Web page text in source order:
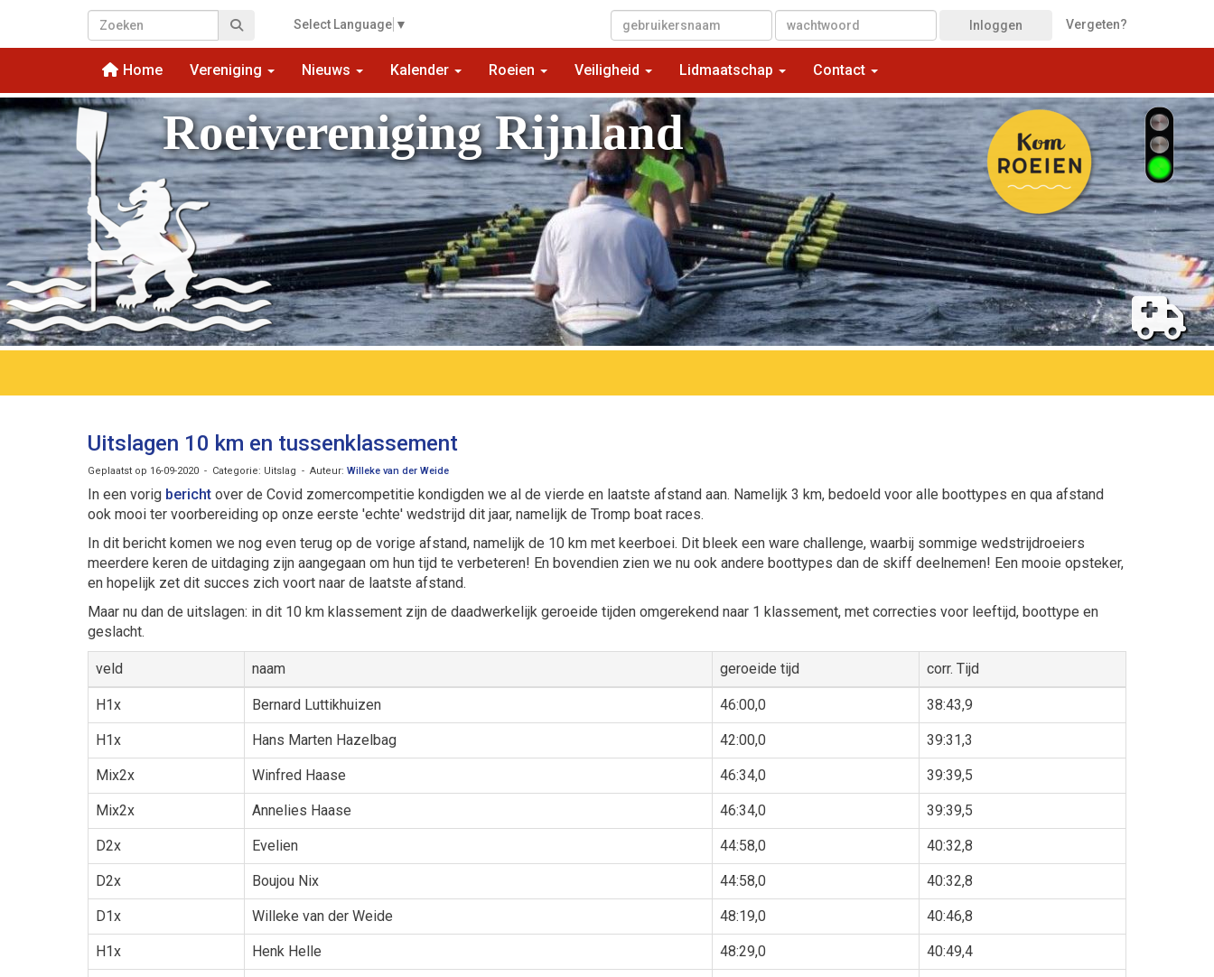
Select Language ▼ Inloggen Vergeten?
Home Vereniging Nieuws Kalender Roeien Veiligheid Lidmaatschap Contact
Roeivereniging Rijnland
Uitslagen 10 km en tussenklassement
Geplaatst op 16-09-2020 - Categorie: Uitslag - Auteur: Willeke van der Weide
In een vorig bericht over de Covid zomercompetitie kondigden we al de vierde en laatste afstand aan. Namelijk 3 km, bedoeld voor alle boottypes en qua afstand
ook mooi ter voorbereiding op onze eerste 'echte' wedstrijd dit jaar, namelijk de Tromp boat races.
In dit bericht komen we nog even terug op de vorige afstand, namelijk de 10 km met keerboei. Dit bleek een ware challenge, waarbij sommige wedstrijdroeiers
meerdere keren de uitdaging zijn aangegaan om hun tijd te verbeteren! En bovendien zien we nu ook andere boottypes dan de skiff deelnemen! Een mooie opsteker,
en hopelijk zet dit succes zich voort naar de laatste afstand.
Maar nu dan de uitslagen: in dit 10 km klassement zijn de daadwerkelijk geroeide tijden omgerekend naar 1 klassement, met correcties voor leeftijd, boottype en
geslacht.
veld naam geroeide tijd corr. Tijd
H1x Bernard Luttikhuizen 46:00,0 38:43,9
H1x Hans Marten Hazelbag 42:00,0 39:31,3
Mix2x Winfred Haase 46:34,0 39:39,5
Mix2x Annelies Haase 46:34,0 39:39,5
D2x Evelien 44:58,0 40:32,8
D2x Boujou Nix 44:58,0 40:32,8
D1x Willeke van der Weide 48:19,0 40:46,8
H1x Henk Helle 48:29,0 40:49,4